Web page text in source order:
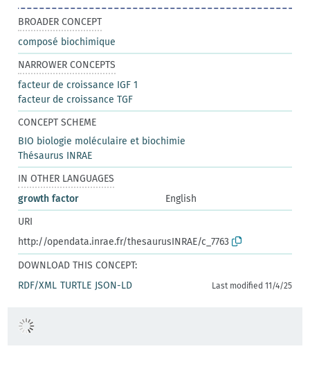
BROADER CONCEPT
composé biochimique
NARROWER CONCEPTS
facteur de croissance IGF 1
facteur de croissance TGF
CONCEPT SCHEME
BIO biologie moléculaire et biochimie
Thésaurus INRAE
IN OTHER LANGUAGES
growth factor
English
URI
http://opendata.inrae.fr/thesaurusINRAE/c_7763
DOWNLOAD THIS CONCEPT:
RDF/XML TURTLE JSON-LD Last modified 11/4/25